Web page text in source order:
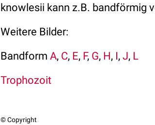
knowlesii kann z.B. bandförmig
Weitere Bilder:
Bandform A, C, E, F, G, H, I, J, L
Trophozoit
© Copyright